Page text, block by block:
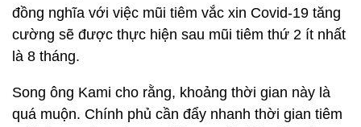
đồng nghĩa với việc mũi tiêm vắc xin Covid-19 tăng
cường sẽ được thực hiện sau mũi tiêm thứ 2 ít nhất
là 8 tháng.
Song ông Kami cho rằng, khoảng thời gian này là
quá muộn. Chính phủ cần đẩy nhanh thời gian tiêm